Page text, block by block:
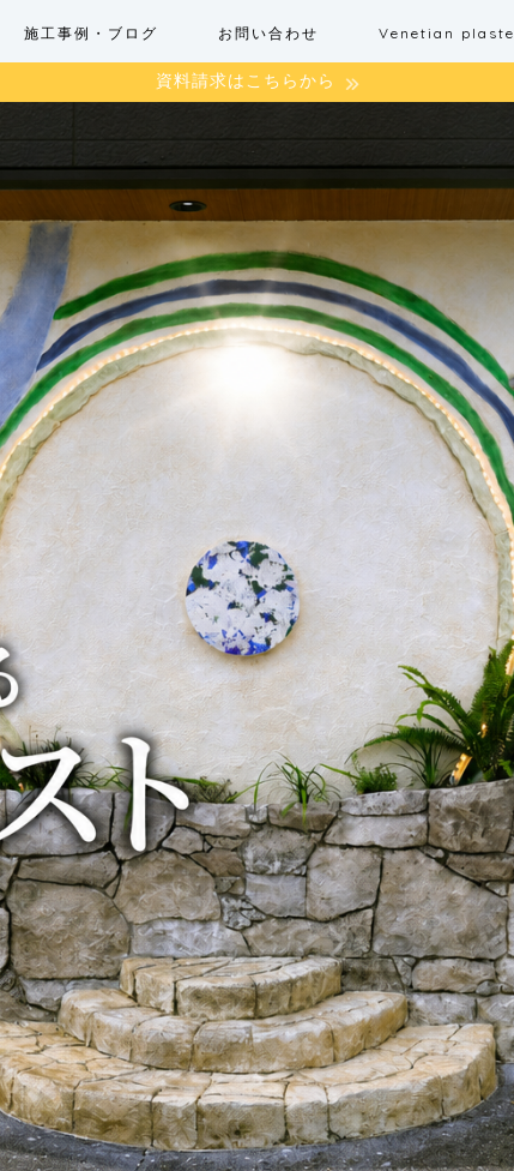
施工事例・ブログ お問い合わせ Venetian
資料請求はこちらから